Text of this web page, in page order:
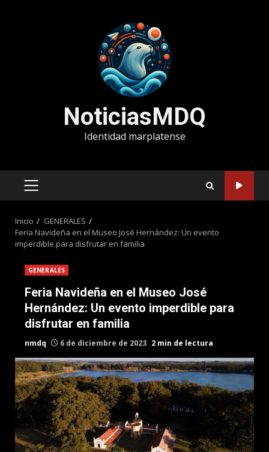
NoticiasMDQ
Identidad marplatense
MENÚ
Inicio
GENERALES
Feria Navideña en el Museo José Hernández: Un evento
imperdible para disfrutar en familia
GENERALES
Feria Navideña en el Museo José
Hernández: Un evento imperdible para
disfrutar en familia
nmdq 6 de diciembre de 2023 2 min de lectura